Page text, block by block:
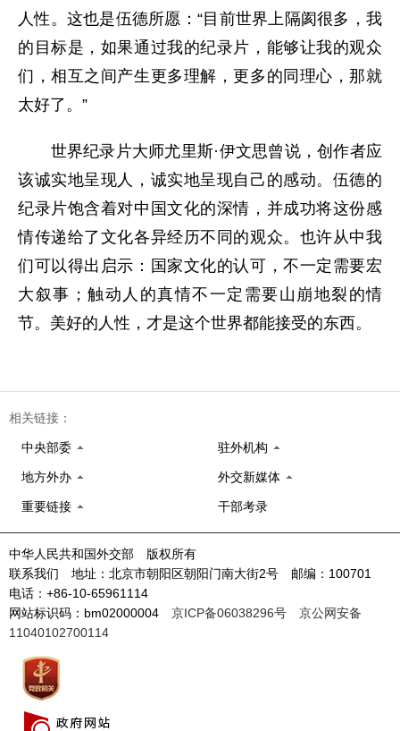
人性。这也是伍德所愿：“目前世界上隔阂很多，我
的目标是，如果通过我的纪录片，能够让我的观众
们，相互之间产生更多理解，更多的同理心，那就
太好了。”
世界纪录片大师尤里斯·伊文思曾说，创作者应
该诚实地呈现人，诚实地呈现自己的感动。伍德的
纪录片饱含着对中国文化的深情，并成功将这份感
情传递给了文化各异经历不同的观众。也许从中我
们可以得出启示：国家文化的认可，不一定需要宏
大叙事；触动人的真情不一定需要山崩地裂的情
节。美好的人性，才是这个世界都能接受的东西。
相关链接：
中央部委 驻外机构
地方外办 外交新媒体
重要链接 干部考录
中华人民共和国外交部 版权所有
联系我们 地址：北京市朝阳区朝阳门南大街2号 邮编：100701
电话：+86-10-65961114
网站标识码：bm02000004 京ICP备06038296号
京公网安备
11040102700114